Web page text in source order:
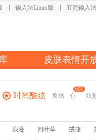
输入法Linux版 五笔输入法
皮肤表情开
时尚酷炫 质感 心 炫
浪漫 四叶草 戒指